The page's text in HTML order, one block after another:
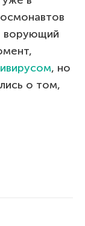
ворующий
, но
о том,